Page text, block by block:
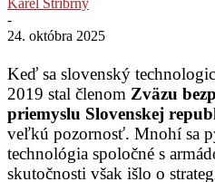
-
24. októbra 2025
Keď sa slovenský
2019 stal členom Zväzu
priemyslu Slovenskej
veľkú pozornosť. Mnohí sa
technológia spoločné s
skutočnosti však išlo o